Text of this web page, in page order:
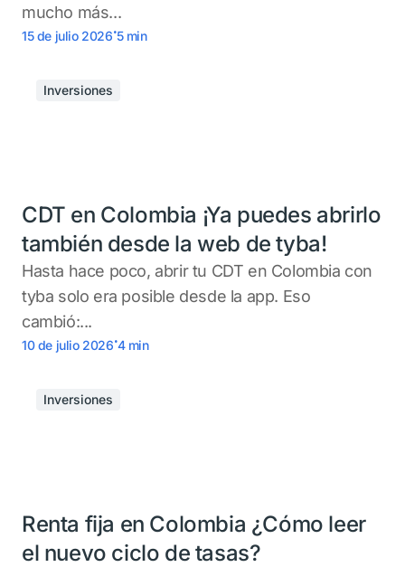
mucho más...
15 de julio 2026.5 min
Inversiones
CDT en Colombia ¡Ya puedes abrirlo
también desde la web de tyba!
Hasta hace poco, abrir tu CDT en Colombia con
tyba solo era posible desde la app. Eso
cambió:...
10 de julio 2026.4 min
Inversiones
Renta fija en Colombia ¿Cómo leer
el nuevo ciclo de tasas?